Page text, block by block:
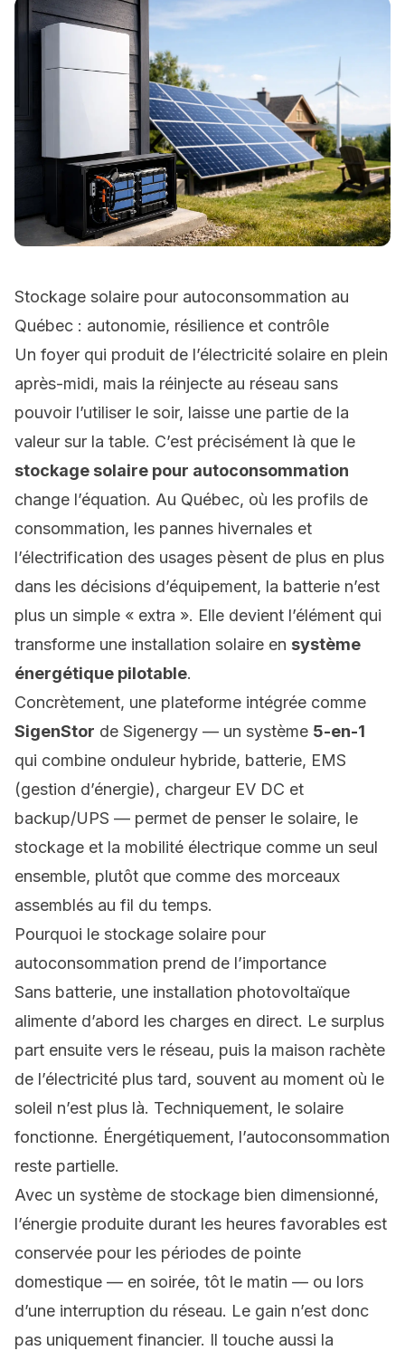
Stockage solaire pour autoconsommation au
Québec : autonomie, résilience et contrôle
Un foyer qui produit de l’électricité solaire en plein
après-midi, mais la réinjecte au réseau sans
pouvoir l’utiliser le soir, laisse une partie de la
valeur sur la table. C’est précisément là que le
stockage solaire pour autoconsommation
change l’équation. Au Québec, où les profils de
consommation, les pannes hivernales et
l’électrification des usages pèsent de plus en plus
dans les décisions d’équipement, la batterie n’est
plus un simple « extra ». Elle devient l’élément qui
transforme une installation solaire en système
énergétique pilotable.
Concrètement, une plateforme intégrée comme
SigenStor de Sigenergy — un système 5-en-1
qui combine onduleur hybride, batterie, EMS
(gestion d’énergie), chargeur EV DC et
backup/UPS — permet de penser le solaire, le
stockage et la mobilité électrique comme un seul
ensemble, plutôt que comme des morceaux
assemblés au fil du temps.
Pourquoi le stockage solaire pour
autoconsommation prend de l’importance
Sans batterie, une installation photovoltaïque
alimente d’abord les charges en direct. Le surplus
part ensuite vers le réseau, puis la maison rachète
de l’électricité plus tard, souvent au moment où le
soleil n’est plus là. Techniquement, le solaire
fonctionne. Énergétiquement, l’autoconsommation
reste partielle.
Avec un système de stockage bien dimensionné,
l’énergie produite durant les heures favorables est
conservée pour les périodes de pointe
domestique — en soirée, tôt le matin — ou lors
d’une interruption du réseau. Le gain n’est donc
pas uniquement financier. Il touche aussi la